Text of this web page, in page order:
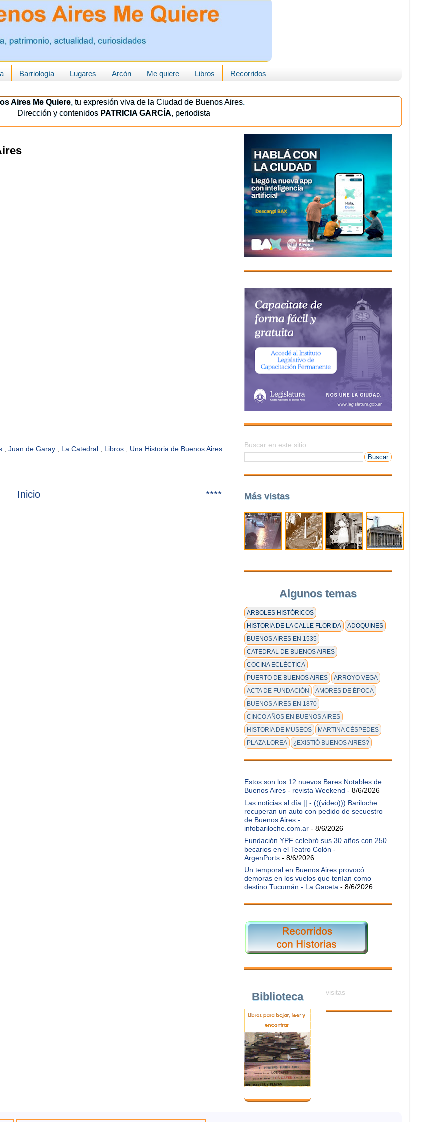
Barriología Lugares Arcón Me quiere Libros Recorridos
Aires Me Quiere, tu expresión viva de la Ciudad de Buenos Aires.
Dirección y contenidos PATRICIA GARCÍA, periodista
,Juan de Garay , La Catedral , Libros , Una Historia de Buenos Aires
****
Inicio
Buscar en este sitio
Más vistas
Algunos temas
ARBOLES HISTÓRICOS
HISTORIA DE LA CALLE FLORIDA
ADOQUINES
BUENOS AIRES EN 1535
CATEDRAL DE BUENOS AIRES
COCINA ECLÉCTICA
PUERTO DE BUENOS AIRES
ARROYO VEGA
ACTA DE FUNDACIÓN
AMORES DE ÉPOCA
BUENOS AIRES EN 1870
CINCO AÑOS EN BUENOS AIRES
HISTORIA DE MUSEOS
MARTINA CÉSPEDES
PLAZA LOREA
¿EXISTIÓ BUENOS AIRES?
Estos son los 12 nuevos Bares Notables de
Buenos Aires - revista Weekend - 8/6/2026
Las noticias al día || - (((video))) Bariloche:
recuperan un auto con pedido de secuestro
de Buenos Aires -
infobariloche.com.ar - 8/6/2026
Fundación YPF celebró sus 30 años con 250
becarios en el Teatro Colón -
ArgenPorts - 8/6/2026
Un temporal en Buenos Aires provocó
demoras en los vuelos que tenían como
destino Tucumán - La Gaceta - 8/6/2026
Biblioteca visitas